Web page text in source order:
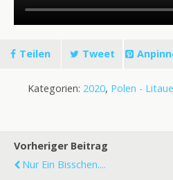
Teilen Tweet
Kategorien: 2020, Polen -
Vorheriger Beitrag
Nur Ein Bisschen....